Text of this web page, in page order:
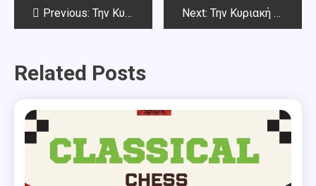
PostPrevious: Την Κυριακή 4 Μαΐου το 1o RAPID ΜΑΪΟΥ 2025 CHESS SQUARE Next: Την Κυριακή 11 Μαΐου το1o Blitz Μαΐου Chess Square 2025
Related Posts